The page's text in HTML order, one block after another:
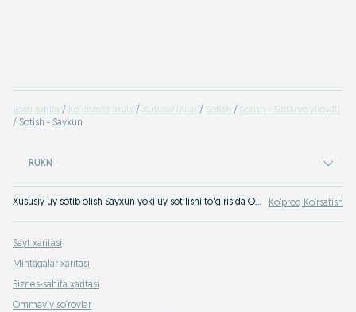
Bosh sahifa Ko'chmas mulk Xususiy uylar Sotish
Sotish - Sirdaryo viloyati
Sotish - Sayxun
RUKN
Xususiy uy sotib olish Sayxun yoki uy sotilishi to'g'risida OLX.uz O'zbekiston servisida e'lon berish! Arzon narxda uyni bizda sotib olish mumkin Sayxun ! Ko‘proq Ko‘rsatish
Sayt xaritasi
Mintaqalar xaritasi
Biznes-sahifa xaritasi
Ommaviy so‘rovlar